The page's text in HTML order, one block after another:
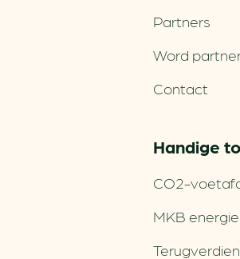
Partners
Word
Contact
Handige
CO2-
MKB